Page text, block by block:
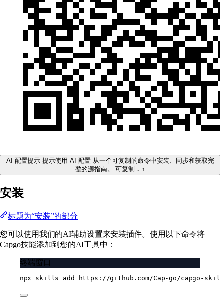
AI 配置提示 提示使用 AI 配置 从一个可复制的命令中安装、同步和获取完
整的源指南。
可复制 ↓ ↑
安装
标题为“安装”的部分
您可以使用我们的AI辅助设置来安装插件。使用以下命令将
Capgo技能添加到您的AI工具中：
终端窗口
npx skills add https://github.com/Cap-go/capgo-